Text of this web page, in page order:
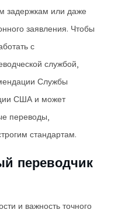
задержкам или даже
заявления. Чтобы
с
службой,
Службы
США и может
переводы,
стандартам.
переводчик
и важность точного